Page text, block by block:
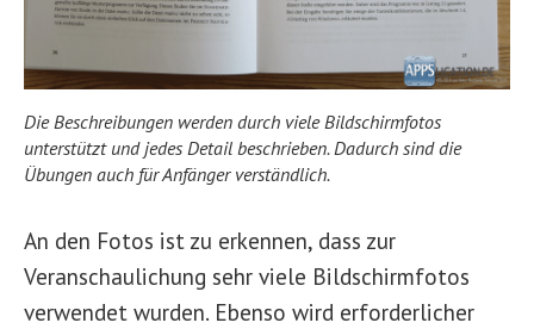
Die Beschreibungen werden durch viele Bildschirmfotos
unterstützt und jedes Detail beschrieben. Dadurch sind die
Übungen auch für Anfänger verständlich.
An den Fotos ist zu erkennen, dass zur
Veranschaulichung sehr viele Bildschirmfotos
verwendet wurden. Ebenso wird erforderlicher